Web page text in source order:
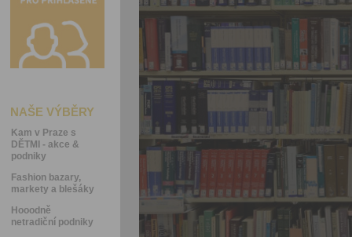
NAŠE VÝBĚRY
Kam v Praze s
DĚTMI - akce &
podniky
Fashion bazary,
markety a blešáky
Hooodně
netradiční podniky